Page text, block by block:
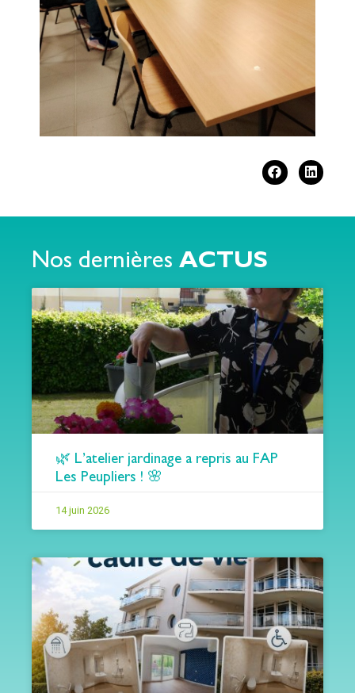
Nos dernières ACTUS
🌿 L’atelier jardinage a repris au FAP
Les Peupliers ! 🌸
14 juin 2026